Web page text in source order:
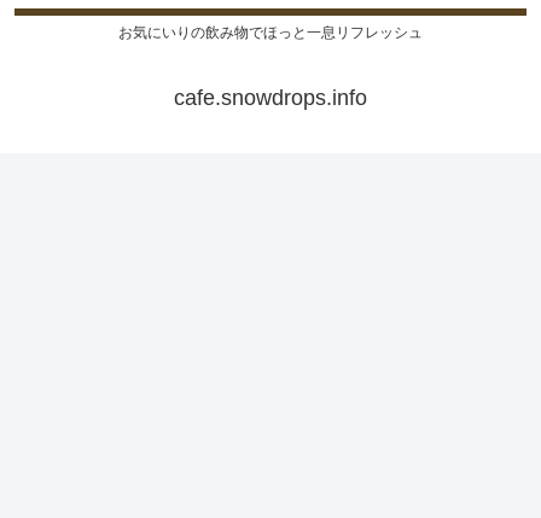
お気にいりの飲み物でほっと一息リフレッシュ
cafe.snowdrops.info